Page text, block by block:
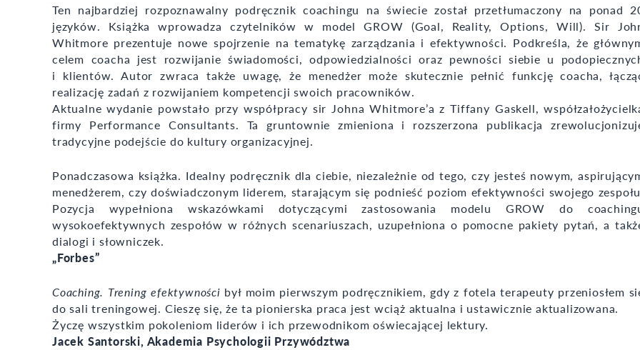
Ten najbardziej rozpoznawalny podręcznik coachingu na świecie został przetłumaczony na ponad
języków. Książka wprowadza czytelników w model GROW (Goal, Reality, Options, Will). Sir
Whitmore prezentuje nowe spojrzenie na tematykę zarządzania i efektywności. Podkreśla, że
celem coacha jest rozwijanie świadomości, odpowiedzialności oraz pewności siebie u
i klientów. Autor zwraca także uwagę, że menedżer może skutecznie pełnić funkcję coacha,
realizację zadań z rozwijaniem kompetencji swoich pracowników.
Aktualne wydanie powstało przy współpracy sir Johna Whitmore’a z Tiffany Gaskell,
firmy Performance Consultants. Ta gruntownie zmieniona i rozszerzona publikacja
tradycyjne podejście do kultury organizacyjnej.
Ponadczasowa książka. Idealny podręcznik dla ciebie, niezależnie od tego, czy jesteś nowym,
menedżerem, czy doświadczonym liderem, starającym się podnieść poziom efektywności swojego
Pozycja wypełniona wskazówkami dotyczącymi zastosowania modelu GROW do
wysokoefektywnych zespołów w różnych scenariuszach, uzupełniona o pomocne pakiety pytań, a
dialogi i słowniczek.
„Forbes”
Coaching. Trening efektywności był moim pierwszym podręcznikiem, gdy z fotela terapeuty przeniosłem
do sali treningowej. Cieszę się, że ta pionierska praca jest wciąż aktualna i ustawicznie aktualizowana.
Życzę wszystkim pokoleniom liderów i ich przewodnikom oświecającej lektury.
Jacek Santorski, Akademia Psychologii Przywództwa